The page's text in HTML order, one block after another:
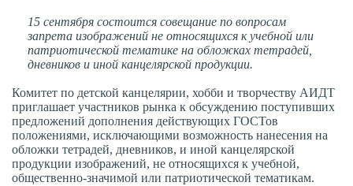
15 сентября состоится совещание по вопросам
запрета изображений не относящихся к учебной или
патриотической тематике на обложках тетрадей,
дневников и иной канцелярской продукции.
Комитет по детской канцелярии, хобби и творчеству АИДТ
приглашает участников рынка к обсуждению поступивших
предложений дополнения действующих ГОСТов
положениями, исключающими возможность нанесения на
обложки тетрадей, дневников, и иной канцелярской
продукции изображений, не относящихся к учебной,
общественно-значимой или патриотической тематикам.